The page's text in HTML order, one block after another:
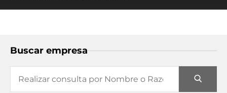
Buscar empresa